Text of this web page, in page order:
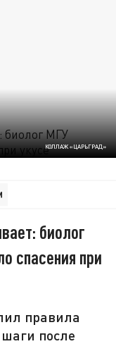
КОЛЛАЖ «ЦАРЬГРАД»
биолог
спасения при
правила
после